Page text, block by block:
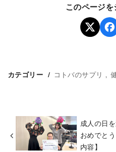
このページ
カテゴリー コトバのサプリ
成人の日
おめでと
内容】